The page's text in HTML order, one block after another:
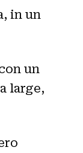
in un
un
large,